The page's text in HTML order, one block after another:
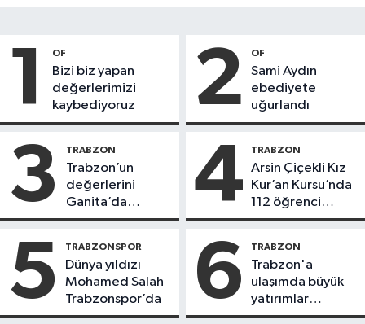
1 OF
Bizi biz yapan
değerlerimizi
kaybediyoruz
2 OF
Sami Aydın
ebediyete
uğurlandı
3 TRABZON
Trabzon’un
değerlerini
Ganita’da
yaşatıyoruz
4 TRABZON
Arsin Çiçekli Kız
Kur’an Kursu’nda
112 öğrenci
icazet aldı
5 TRABZONSPOR
Dünya yıldızı
Mohamed Salah
Trabzonspor’da
6 TRABZON
Trabzon'a
ulaşımda büyük
yatırımlar
yapılıyor